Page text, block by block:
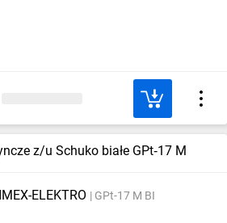
z/u Schuko białe GPt‑17 M
ELEKTRO GPt-17 M BI